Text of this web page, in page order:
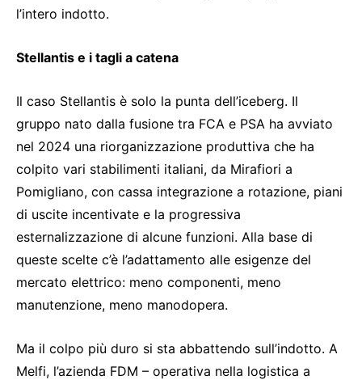
l’intero indotto.
Stellantis e i tagli a catena
Il caso Stellantis è solo la punta dell’iceberg. Il
gruppo nato dalla fusione tra FCA e PSA ha avviato
nel 2024 una riorganizzazione produttiva che ha
colpito vari stabilimenti italiani, da Mirafiori a
Pomigliano, con cassa integrazione a rotazione, piani
di uscite incentivate e la progressiva
esternalizzazione di alcune funzioni. Alla base di
queste scelte c’è l’adattamento alle esigenze del
mercato elettrico: meno componenti, meno
manutenzione, meno manodopera.
Ma il colpo più duro si sta abbattendo sull’indotto. A
Melfi, l’azienda FDM – operativa nella logistica a